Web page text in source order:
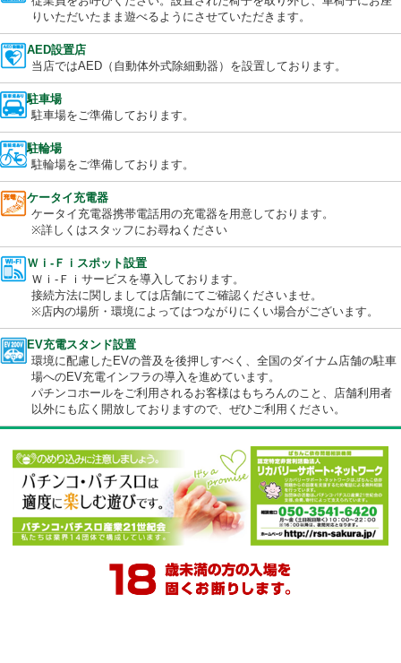
遊技中も快適にお過ごし頂けます。
車椅子ご利用の方も安心
従業員をお呼びください。設置された椅子を取り外し、車椅子に
りいただいたまま遊べるようにさせていただきます。
AED設置店
駐車場
駐車場をご準備しております。
駐輪場
駐輪場をご準備しております。
ケータイ充電器
ケータイ充電器携帯電話用の充電器を用意しております。
※詳しくはスタッフにお尋ねください
Ｗｉ-Ｆｉスポット設置
Ｗｉ-Ｆｉサービスを導入しております。
接続方法に関しましては店舗にてご確認くださいませ。
※店内の場所・環境によってはつながりにくい場合がございます
環境に配慮したEVの普及を後押しすべく、全国のダイナム店舗
場へのEV充電インフラの導入を進めています。
パチンコホールをご利用されるお客様はもちろんのこと、店舗利
以外にも広く開放しておりますので、ぜひご利用ください。